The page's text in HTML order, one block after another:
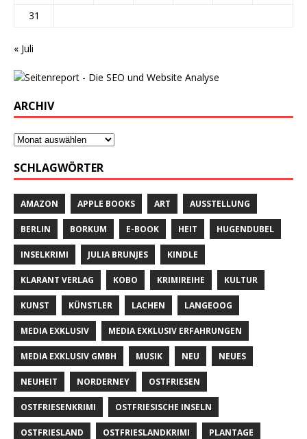
31
« Juli
ARCHIV
SCHLAGWÖRTER
AMAZON APPLE BOOKS ART AUSSTELLUNG
BERLIN BORKUM E-BOOK HEIT HUGENDUBEL
INSELKRIMI JULIA BRUNJES KINDLE
KLARANT VERLAG KOBO KRIMIREIHE KULTUR
KUNST KÜNSTLER LACHEN LANGEOOG
MEDIA EXKLUSIV MEDIA EXKLUSIV ERFAHRUNGEN
MEDIA EXKLUSIV GMBH MUSIK NEU NEUES
NEUHEIT NORDERNEY OSTFRIESEN
OSTFRIESENKRIMI OSTFRIESISCHE INSELN
OSTFRIESLAND OSTFRIESLANDKRIMI PLANTAGE